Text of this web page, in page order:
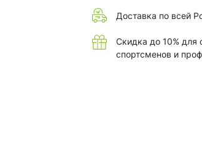
Доставка по всей
Скидка до 10% для
спортсменов и